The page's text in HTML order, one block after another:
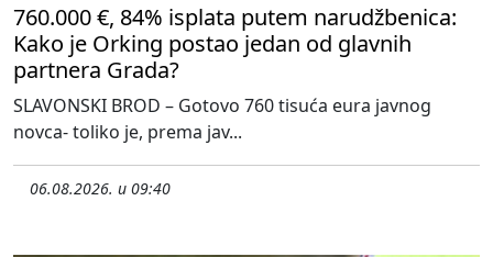
760.000 €, 84% isplata putem narudžbenica:
Kako je Orking postao jedan od glavnih
partnera Grada?
SLAVONSKI BROD – Gotovo 760 tisuća eura javnog
novca- toliko je, prema jav...
06.08.2026. u 09:40